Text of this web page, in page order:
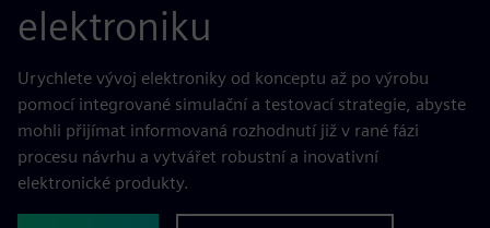
elektroniku
Urychlete vývoj elektroniky od konceptu až po výrobu
pomocí integrované simulační a testovací strategie, abyste
mohli přijímat informovaná rozhodnutí již v rané fázi
procesu návrhu a vytvářet robustní a inovativní
elektronické produkty.